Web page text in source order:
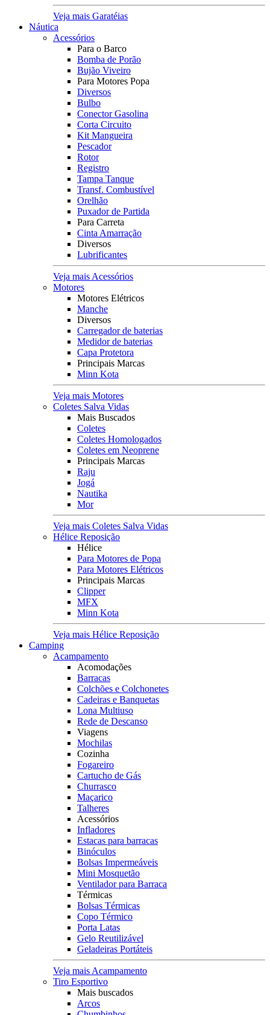
Veja mais Garatéias
Náutica
Acessórios
Para o Barco
Bomba de Porão
Bujão Viveiro
Para Motores Popa
Diversos
Bulbo
Conector Gasolina
Corta Circuito
Kit Mangueira
Pescador
Rotor
Registro
Tampa Tanque
Transf. Combustível
Orelhão
Puxador de Partida
Para Carreta
Cinta Amarração
Diversos
Lubrificantes
Veja mais Acessórios
Motores
Motores Elétricos
Manche
Diversos
Carregador de baterias
Medidor de baterias
Capa Protetora
Principais Marcas
Minn Kota
Veja mais Motores
Coletes Salva Vidas
Mais Buscados
Coletes
Coletes Homologados
Coletes em Neoprene
Principais Marcas
Raju
Jogá
Nautika
Mor
Veja mais Coletes Salva Vidas
Hélice Reposição
Hélice
Para Motores de Popa
Para Motores Elétricos
Principais Marcas
Clipper
MFX
Minn Kota
Veja mais Hélice Reposição
Camping
Acampamento
Acomodações
Barracas
Colchões e Colchonetes
Cadeiras e Banquetas
Lona Multiuso
Rede de Descanso
Viagens
Mochilas
Cozinha
Fogareiro
Cartucho de Gás
Churrasco
Maçarico
Talheres
Acessórios
Infladores
Estacas para barracas
Binóculos
Bolsas Impermeáveis
Mini Mosquetão
Ventilador para Barraca
Térmicas
Bolsas Térmicas
Copo Térmico
Porta Latas
Gelo Reutilizável
Geladeiras Portáteis
Veja mais Acampamento
Tiro Esportivo
Mais buscados
Arcos